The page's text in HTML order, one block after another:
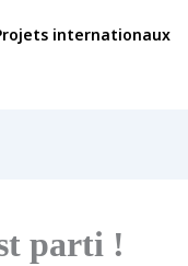
internationaux
parti !